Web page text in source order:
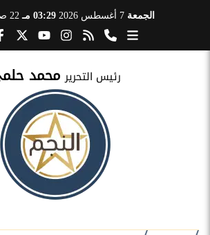
الجمعة 7 أغسطس 2026 03:29 مـ 22 صفر 1448
رئيس التحرير محمد